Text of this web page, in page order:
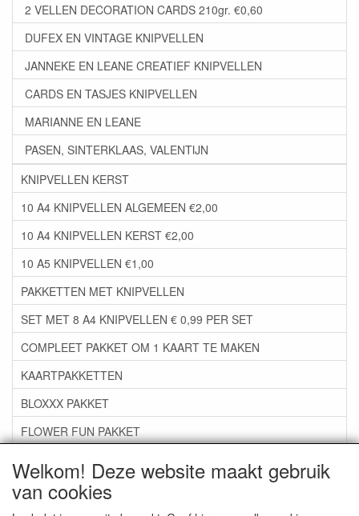
Welkom! Deze website maakt gebruik
van cookies
2 VELLEN DECORATION CARDS 210gr. €0,60
DUFEX EN VINTAGE KNIPVELLEN
JANNEKE EN LEANE CREATIEF KNIPVELLEN
CARDS EN TASJES KNIPVELLEN
MARIANNE EN LEANE
PASEN, SINTERKLAAS, VALENTIJN
KNIPVELLEN KERST
10 A4 KNIPVELLEN ALGEMEEN €2,00
10 A4 KNIPVELLEN KERST €2,00
10 A5 KNIPVELLEN €1,00
PAKKETTEN MET KNIPVELLEN
SET MET 8 A4 KNIPVELLEN € 0,99 PER SET
COMPLEET PAKKET OM 1 KAART TE MAKEN
KAARTPAKKETTEN
BLOXXX PAKKET
FLOWER FUN PAKKET
***GROEP 06*** TAPE/LIJM SNIJMALLEN STEMPELS
***GROEP 07*** KAARTEN +SCRAP TOEBEHOREN